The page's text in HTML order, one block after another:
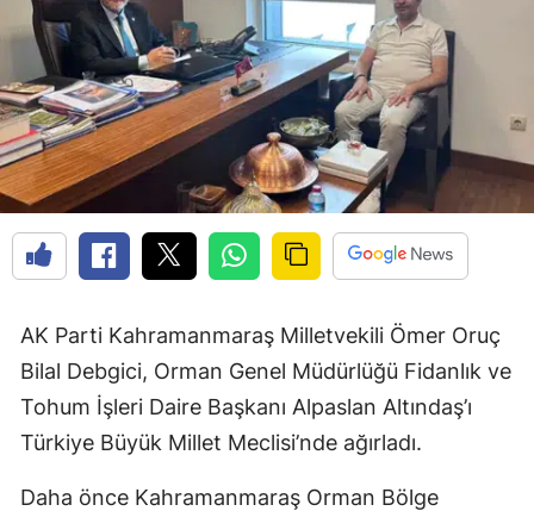
AK Parti Kahramanmaraş Milletvekili Ömer Oruç
Bilal Debgici, Orman Genel Müdürlüğü Fidanlık ve
Tohum İşleri Daire Başkanı Alpaslan Altındaş’ı
Türkiye Büyük Millet Meclisi’nde ağırladı.
Daha önce Kahramanmaraş Orman Bölge